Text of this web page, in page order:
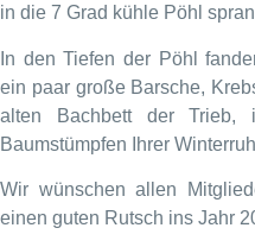
in die 7 Grad kühle Pöhl
In den Tiefen der Pöhl
ein paar große Barsche,
alten Bachbett der Trieb,
Baumstümpfen Ihrer
Wir wünschen allen
einen guten Rutsch ins Jahr